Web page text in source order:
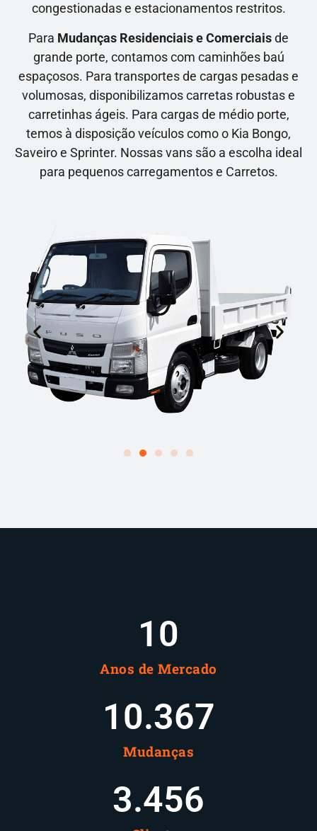
congestionadas e estacionamentos restritos.
Para Mudanças Residenciais e Comerciaisde
grande porte, contamos com caminhões baú
espaçosos. Para transportes de cargas pesadas e
volumosas, disponibilizamos carretas robustas e
carretinhas ágeis. Para cargas de médio porte,
temos à disposição veículos como o Kia Bongo,
Saveiro e Sprinter. Nossas vans são a escolha ideal
para pequenos carregamentos e Carretos.
Anos de Mercado
10
Mudanças
10.378
3.460